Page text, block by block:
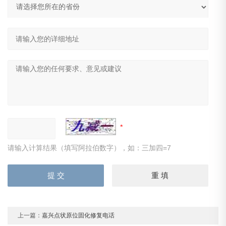
请输入计算结果（填写阿拉伯数字），如：三加四=7
上一篇：嘉兴点状原位固化修复电话